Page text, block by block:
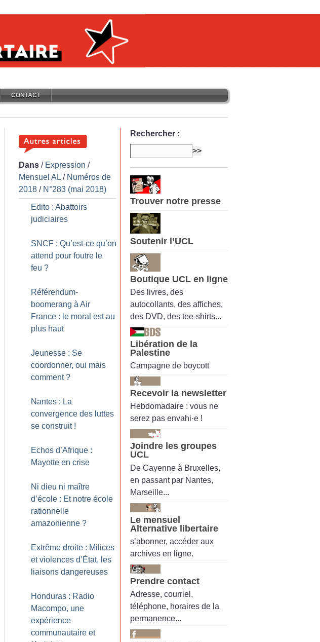
CONTACT
Dans / Expression /
Mensuel AL / Numéros de
2018 / N°283 (mai 2018)
Edito : Abattoirs
judiciaires
SNCF : Qu’est-ce qu’on
attend pour foutre le
feu ?
Référendum-
boomerang à Air
France : le moral est au
plus haut
Jeunesse : Se
coordonner, oui mais
comment ?
Nantes : La
convergence des luttes
se construit !
Echos d’Afrique :
Mayotte en crise
Ni dieu ni maître
d’école : Et notre école
rationnelle
amazonienne ?
Extrême droite : Milices
et violences d’État, les
liaisons dangereuses
Honduras : Radio
Macompo, une
expérience
communautaire et
Rechercher :
Trouver notre presse
Soutenir l’UCL
Boutique UCL en ligne
Des livres, des
autocollants, des affiches,
des DVD, des tee-shirts...
Libération de la
Palestine
Campagne de boycott
Recevoir la newsletter
Hebdomadaire : vous ne
serez pas envahi·e !
Joindre les groupes
UCL
De Cayenne à Bruxelles,
en passant par Nantes,
Marseille...
Le mensuel
Alternative libertaire
s’abonner, accéder aux
archives en ligne.
Prendre contact
Adresse, courriel,
téléphone, horaires de la
permanence...